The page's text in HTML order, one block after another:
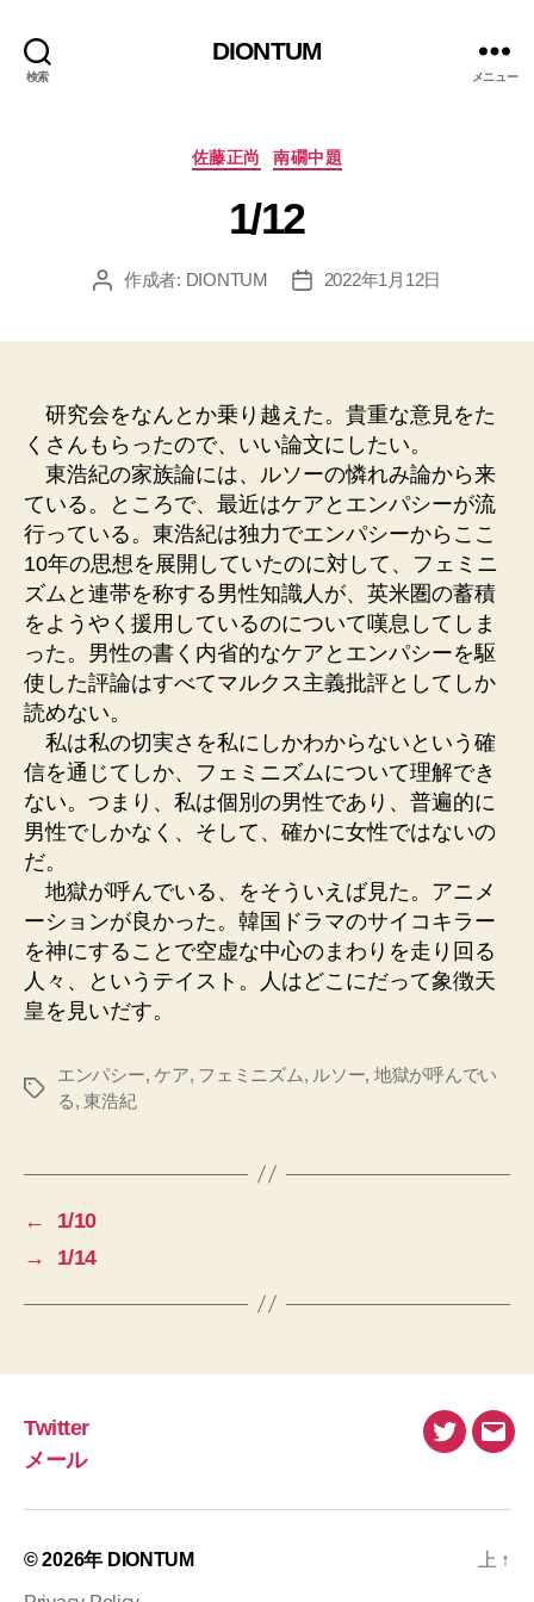
検索
DIONTUM
メニュー
カ
ゴ
リ
佐藤正尚 南礀中題
1/12
投 作成者: DIONTUM
投
2022年1月12日
研究会をなんとか乗り越えた。貴重な意見をた
くさんもらったので、いい論文にしたい。
東浩紀の家族論には、ルソーの憐れみ論から来
ている。ところで、最近はケアとエンパシーが流
行っている。東浩紀は独力でエンパシーからここ
10年の思想を展開していたのに対して、フェミニ
ズムと連帯を称する男性知識人が、英米圏の蓄積
をようやく援用しているのについて嘆息してしま
った。男性の書く内省的なケアとエンパシーを駆
使した評論はすべてマルクス主義批評としてしか
読めない。
私は私の切実さを私にしかわからないという確
信を通じてしか、フェミニズムについて理解でき
ない。つまり、私は個別の男性であり、普遍的に
男性でしかなく、そして、確かに女性ではないの
だ。
地獄が呼んでいる、をそういえば見た。アニメ
ーションが良かった。韓国ドラマのサイコキラー
を神にすることで空虚な中心のまわりを走り回る
人々、というテイスト。人はどこにだって象徴天
皇を見いだす。
タ
エンパシー,ケア, フェミニズム, ルソー, 地獄が呼んでい
る,東浩紀
←
1/10
→
1/14
Twitter
メール
Twitterメ
ル
© 2026年 DIONTUM 上 ↑